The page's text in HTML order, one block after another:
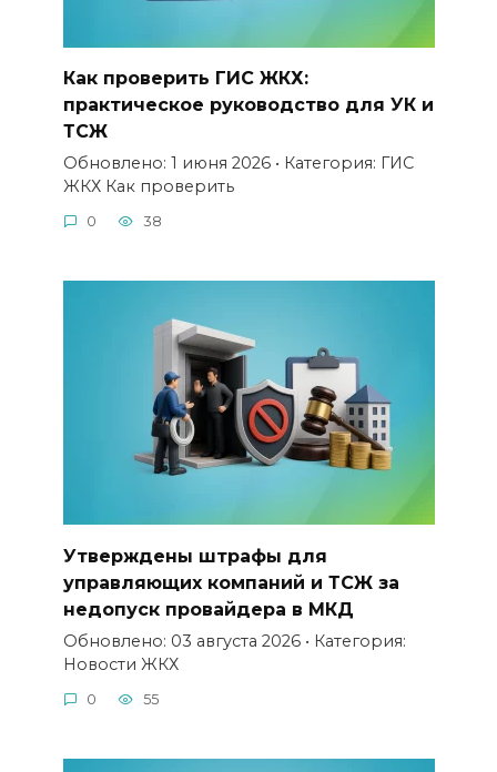
Как проверить ГИС ЖКХ:
практическое руководство для УК и
ТСЖ
Обновлено: 1 июня 2026 • Категория: ГИС
ЖКХ Как проверить
0 38
Утверждены штрафы для
управляющих компаний и ТСЖ за
недопуск провайдера в МКД
Обновлено: 03 августа 2026 • Категория:
Новости ЖКХ
0 55